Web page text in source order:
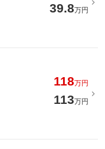
39.8万円
118万円
113万円